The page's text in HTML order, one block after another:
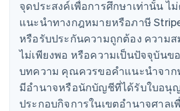
จุดประสงค์เพื่อการศึกษาเท่านั้น ไ
แนะนําทางกฎหมายหรือภาษี
หรือรับประกันความถูกต้อง ความ
ไม่เพียงพอ หรือความเป็นปัจจุบันข
บทความ คุณควรขอคําแนะนําจาก
มีอํานาจหรือนักบัญชีที่ได้รับใบอนุ
ประกอบกิจการในเขตอํานาจศาลเ
English
ญี่ปุ่น
日本語 English
เดนมาร์ก
English
ไทย
English
นอร์เวย์
English